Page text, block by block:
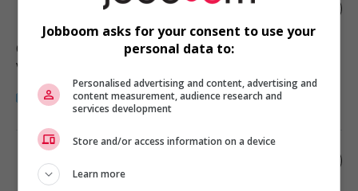
Rentals manager
Cassidy
Vente, achat et service à la clientèle
Rentals manager
Jobboom asks for your consent to use your
personal data to:
Personalised advertising and content, advertising and
content measurement, audience research and
services development
Store and/or access information on a device
Learn more